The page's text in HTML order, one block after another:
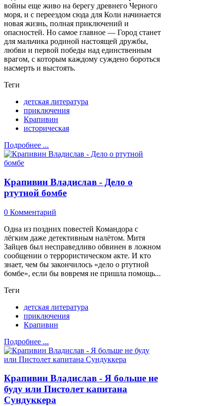
войны еще живо на берегу древнего Черного
моря, и с переездом сюда для Коли начинается
новая жизнь, полная приключений и
опасностей. Но самое главное — Город станет
для мальчика родиной настоящей дружбы,
любви и первой победы над единственным
врагом, с которым каждому суждено бороться
насмерть и выстоять.
Теги
детская литература
приключения
Крапивин
историческая
Подробнее ...
Крапивин Владислав - Дело о
ртутной бомбе
0 Комментарий
Одна из поздних повестей Командора с
лёгким даже детективным налётом. Митя
Зайцев был несправедливо обвинен в ложном
сообщении о террористическом акте. И кто
знает, чем бы закончилось «дело о ртутной
бомбе», если бы вовремя не пришла помощь...
Теги
детская литература
приключения
Крапивин
Подробнее ...
Крапивин Владислав - Я больше не
буду или Пистолет капитана
Сундуккера